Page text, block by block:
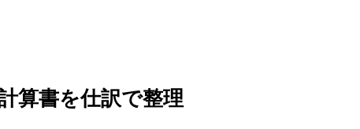
算書を仕訳で整理